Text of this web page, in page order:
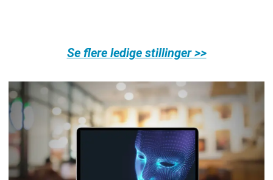
Se flere ledige stillinger >>